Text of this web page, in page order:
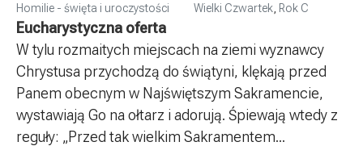
Homilie - święta i uroczystości
Wielki Czwartek Rok C
Eucharystyczna oferta
W tylu rozmaitych miejscach na ziemi wyznawcy
Chrystusa przychodzą do świątyni, klękają przed
Panem obecnym w Najświętszym Sakramencie,
wystawiają Go na ołtarz i adorują. Śpiewają wtedy z
reguły: „Przed tak wielkim Sakramentem...